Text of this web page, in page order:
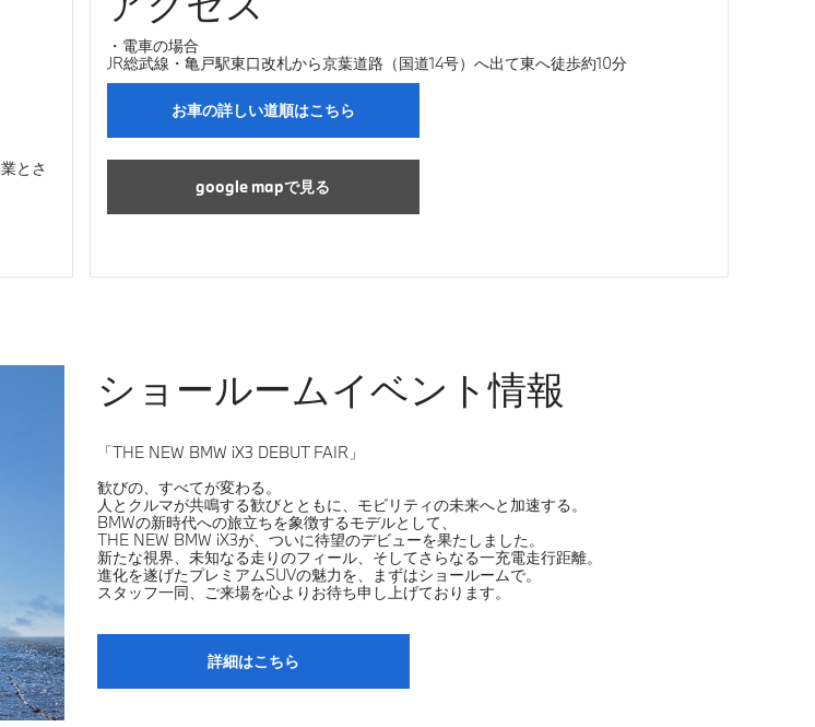
とさ
・電車の場合
JR総武線・亀戸駅東口改札から京葉道路（国道14号）へ出て東へ徒歩約10分
お車の詳しい道順はこちら
google mapで見る
ショールームイベント情報
「THE NEW BMW iX3 DEBUT FAIR」
歓びの、すべてが変わる。
人とクルマが共鳴する歓びとともに、モビリティの未来へと加速する。
BMWの新時代への旅立ちを象徴するモデルとして、
THE NEW BMW iX3が、ついに待望のデビューを果たしました。
新たな視界、未知なる走りのフィール、そしてさらなる一充電走行距離。
進化を遂げたプレミアムSUVの魅力を、まずはショールームで。
スタッフ一同、ご来場を心よりお待ち申し上げております。
詳細はこちら